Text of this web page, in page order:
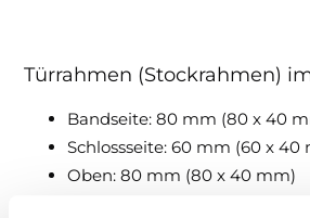
Türrahmen (Stockrahmen)
Bandseite: 80 mm (80 x 40
Schlossseite: 60 mm (60 x 40
Oben: 80 mm (80 x 40 mm)